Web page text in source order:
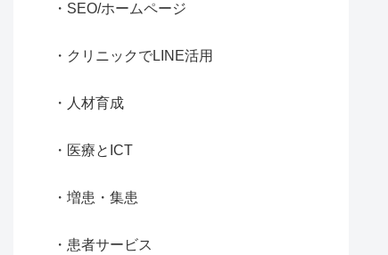
SEO/ホームページ
クリニックでLINE活用
人材育成
医療とICT
増患・集患
患者サービス